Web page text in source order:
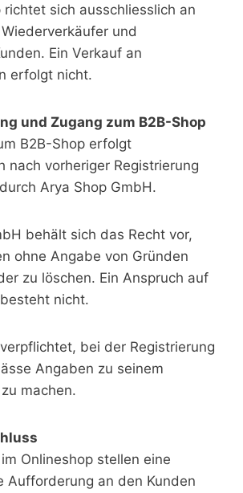
richtet sich ausschliesslich an
und
Ein Verkauf an
erfolgt nicht.
und Zugang zum B2B-Shop
B2B-Shop erfolgt
nach vorheriger Registrierung
Arya Shop GmbH.
behält sich das Recht vor,
ohne Angabe von Gründen
zu löschen. Ein Anspruch auf
nicht.
bei der Registrierung
Angaben zu seinem
machen.
Onlineshop stellen eine
Aufforderung an den Kunden